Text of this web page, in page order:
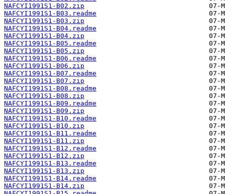
NAFCYI1991S1-B02.zip
NAFCYI1991S1-B03.readme
NAFCYI1991S1-B03.zip
NAFCYI1991S1-B04.readme
NAFCYI1991S1-B04.zip
NAFCYI1991S1-B05.readme
NAFCYI1991S1-B05.zip
NAFCYI1991S1-B06.readme
NAFCYI1991S1-B06.zip
NAFCYI1991S1-B07.readme
NAFCYI1991S1-B07.zip
NAFCYI1991S1-B08.readme
NAFCYI1991S1-B08.zip
NAFCYI1991S1-B09.readme
NAFCYI1991S1-B09.zip
NAFCYI1991S1-B10.readme
NAFCYI1991S1-B10.zip
NAFCYI1991S1-B11.readme
NAFCYI1991S1-B11.zip
NAFCYI1991S1-B12.readme
NAFCYI1991S1-B12.zip
NAFCYI1991S1-B13.readme
NAFCYI1991S1-B13.zip
NAFCYI1991S1-B14.readme
NAFCYI1991S1-B14.zip